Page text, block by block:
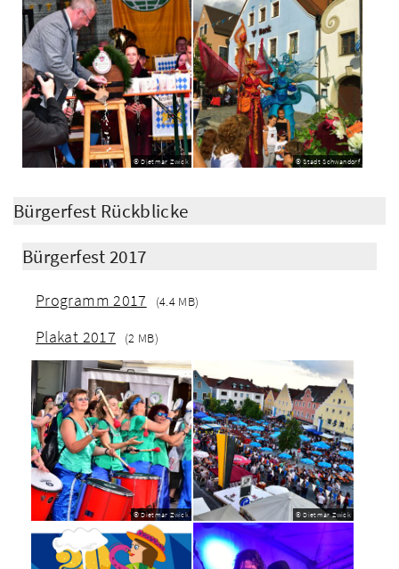
© Dietmar Zwick © Stadt Schwandorf
Bürgerfest Rückblicke
Bürgerfest 2017
Programm 2017 (4.4 MB)
Plakat 2017 (2 MB)
© Dietmar Zwick © Dietmar Zwick